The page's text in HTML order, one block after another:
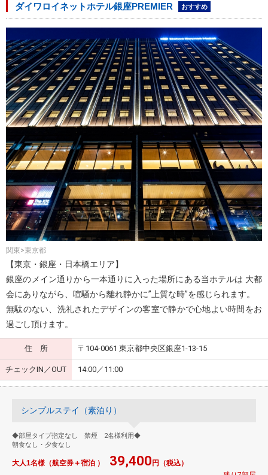
ダイワロイネットホテル銀座PREMIER おすすめ
関東>東京都
【東京・銀座・日本橋エリア】
銀座のメイン通りから一本通りに入った場所にある当ホテルは 大都
会にありながら、喧騒から離れ静かに”上質な時”を感じられます。
無駄のない、洗礼されたデザインの客室で静かで心地よい時間をお
過ごし頂けます。
住 所 〒104-0061 東京都中央区銀座1-13-15
チェックIN／OUT 14:00／11:00
シンプルステイ（素泊り）
◆部屋タイプ指定なし 禁煙 2名様利用◆
朝食なし・夕食なし
大人1名様（航空券＋宿泊 ） 39,400 円（税込）